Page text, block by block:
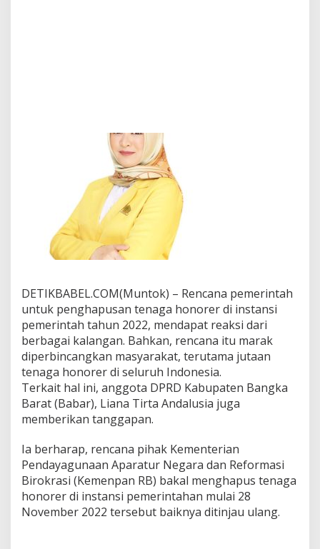
T
r
t
a
A
i
a
:
B
a
n
y
k
K
e
u
a
r
g
a
K
DETIKBABEL.COM(Muntok) – Rencana pemerintah
untuk penghapusan tenaga honorer di instansi
pemerintah tahun 2022, mendapat reaksi dari
berbagai kalangan. Bahkan, rencana itu marak
diperbincangkan masyarakat, terutama jutaan
tenaga honorer di seluruh Indonesia.
Terkait hal ini, anggota DPRD Kabupaten Bangka
Barat (Babar), Liana Tirta Andalusia juga
memberikan tanggapan.
Ia berharap, rencana pihak Kementerian
Pendayagunaan Aparatur Negara dan Reformasi
Birokrasi (Kemenpan RB) bakal menghapus tenaga
honorer di instansi pemerintahan mulai 28
November 2022 tersebut baiknya ditinjau ulang.